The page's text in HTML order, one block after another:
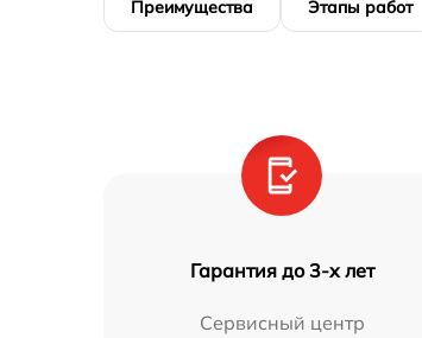
Преимущества Этапы работ
Гарантия до 3-х лет
Сервисный центр